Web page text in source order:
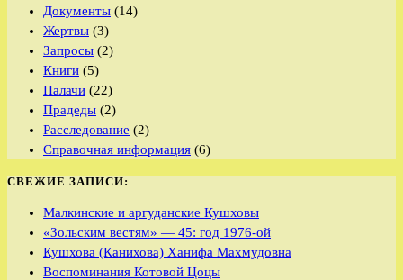
Документы (14)
Жертвы (3)
Запросы (2)
Книги (5)
Палачи (22)
Прадеды (2)
Расследование (2)
Справочная информация (6)
СВЕЖИЕ ЗАПИСИ:
Малкинские и аргуданские Кушховы
«Зольским вестям» — 45: год 1976-ой
Кушхова (Канихова) Ханифа Махмудовна
Воспоминания Котовой Цоцы